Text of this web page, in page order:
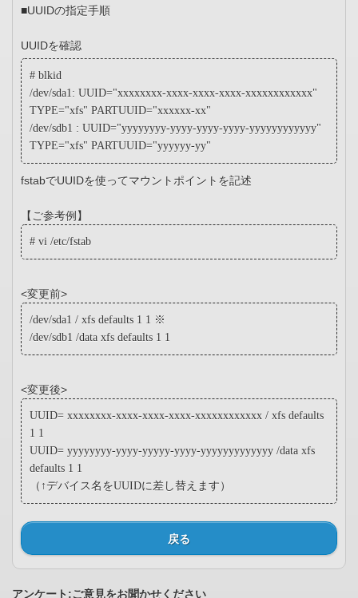
■UUIDの指定手順
UUIDを確認
# blkid
/dev/sda1: UUID="xxxxxxxx-xxxx-xxxx-xxxx-xxxxxxxxxxxx"
TYPE="xfs" PARTUUID="xxxxxx-xx"
/dev/sdb1 : UUID="yyyyyyyy-yyyy-yyyy-yyyy-yyyyyyyyyyyy"
TYPE="xfs" PARTUUID="yyyyyy-yy"
fstabでUUIDを使ってマウントポイントを記述
【ご参考例】
# vi /etc/fstab
<変更前>
/dev/sda1 / xfs defaults 1 1 ※
/dev/sdb1 /data xfs defaults 1 1
<変更後>
UUID= xxxxxxxx-xxxx-xxxx-xxxx-xxxxxxxxxxxx / xfs defaults
1 1
UUID= yyyyyyyy-yyyy-yyyyy-yyyy-yyyyyyyyyyyyy /data xfs
defaults 1 1
（↑デバイス名をUUIDに差し替えます）
戻る
アンケート:ご意見をお聞かせください